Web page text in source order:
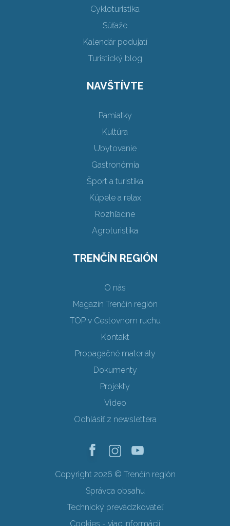
Cykloturistika
Súťaže
Kalendár podujatí
Turistický blog
NAVŠTÍVTE
Pamiatky
Kultúra
Ubytovanie
Gastronómia
Šport a turistika
Kúpele a relax
Rozhľadne
Agroturistika
TRENČÍN REGIÓN
O nás
Magazín Trenčín región
TOP v Cestovnom ruchu
Kontakt
Propagačné materiály
Dokumenty
Projekty
Video
Odhlásiť z newslettera
Copyright 2026 © Trenčín región
Správca obsahu
Technický prevádzkovateľ
Cookies - viac informácií